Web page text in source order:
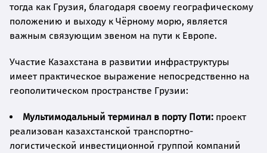
тогда как Грузия, благодаря своему географическому
положению и выходу к Чёрному морю, является
важным связующим звеном на пути к Европе.
Участие Казахстана в развитии инфраструктуры
имеет практическое выражение непосредственно на
геополитическом пространстве Грузии:
Мультимодальный терминал в порту Поти: проект
реализован казахстанской транспортно-
логистической инвестиционной группой компаний